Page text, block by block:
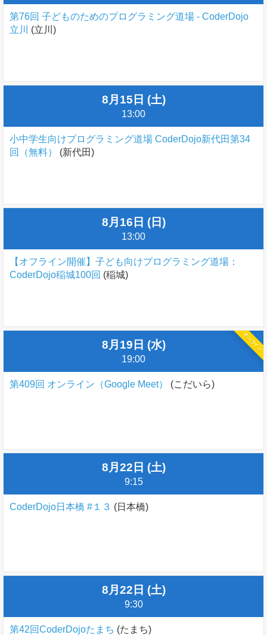
第76回 子どものためのプログラミング道場 - CoderDojo
立川
(立川)
8月15日 (土)
13:00
小中学生向けプログラミング道場 CoderDojo新代田第34
回（無料）
(新代田)
8月16日 (日)
13:00
【オフライン開催】子ども向けプログラミング道場：
CoderDojo稲城100回 (稲城)
オンライン
8月19日 (水)
19:00
第409回 オンライン（Google Meet） (こだいら)
8月22日 (土)
9:15
CoderDojo日本橋 #１３ (日本橋)
8月22日 (土)
9:30
第42回CoderDojoたまち (たまち)